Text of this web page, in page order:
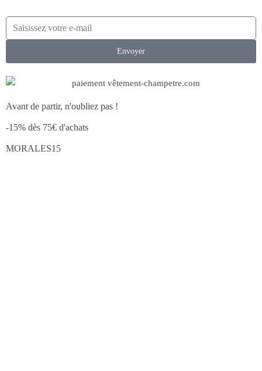
Envoyer
Avant de partir, n'oubliez pas !
-15% dès 75€ d'achats
MORALES15